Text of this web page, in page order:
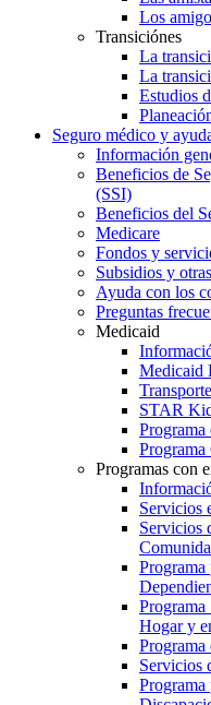
Los
Transiciónes
La
La
Estudios
Seguro médico y
Información
Beneficios de
(SSI)
Beneficios del
Medicare
Fondos y
Subsidios y
Ayuda con los
Preguntas
Medicaid
Medicaid
Transporte
STAR
Programa
Programas con
Servicios
Servicios
Programa
Hogar y
Servicios
Programa